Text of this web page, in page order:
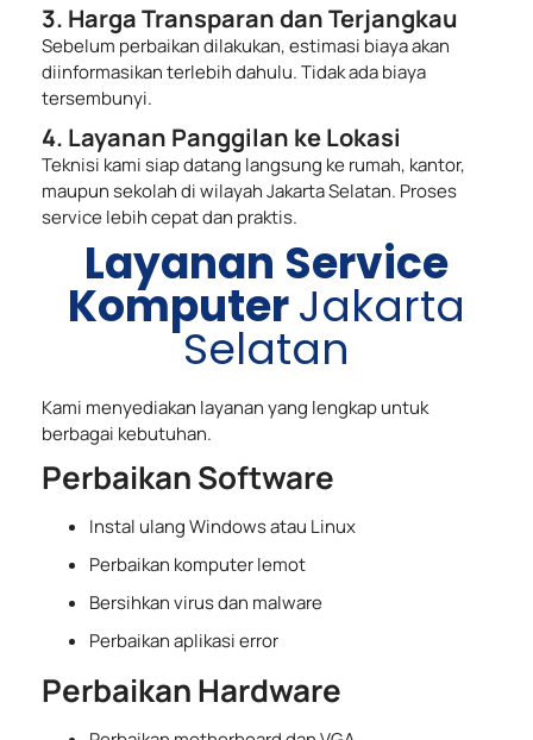
3. Harga Transparan dan Terjangkau
Sebelum perbaikan dilakukan, estimasi biaya akan
diinformasikan terlebih dahulu. Tidak ada biaya
tersembunyi.
4. Layanan Panggilan ke Lokasi
Teknisi kami siap datang langsung ke rumah, kantor,
maupun sekolah di wilayah Jakarta Selatan. Proses
service lebih cepat dan praktis.
Layanan Service
KomputerJakarta
Selatan
Kami menyediakan layanan yang lengkap untuk
berbagai kebutuhan.
Perbaikan Software
Instal ulang Windows atau Linux
Perbaikan komputer lemot
Bersihkan virus dan malware
Perbaikan aplikasi error
Perbaikan Hardware